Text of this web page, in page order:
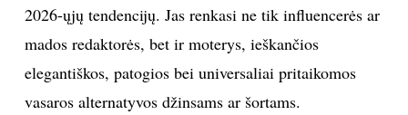
TEATRAS
2026-ųjų tendencijų. Jas renkasi ne tik influencerės ar
mados redaktorės, bet ir moterys, ieškančios
elegantiškos, patogios bei universaliai pritaikomos
vasaros alternatyvos džinsams ar šortams.